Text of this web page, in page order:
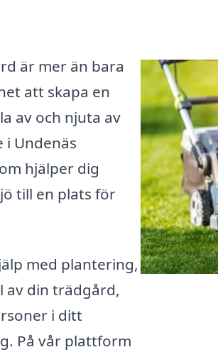
är mer än bara
att skapa en
av och njuta av
Undenäs
hjälper dig
till en plats för
med plantering,
av din trädgård,
i ditt
På vår plattform